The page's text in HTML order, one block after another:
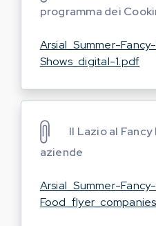
programma dei
Arsial_Summer-
Shows_digital-1.pdf
Il Lazio al Fancy
aziende
Arsial_Summer-Fancy-